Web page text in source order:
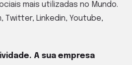
mais utilizadas no Mundo.
Twitter, Linkedin, Youtube,
A sua empresa